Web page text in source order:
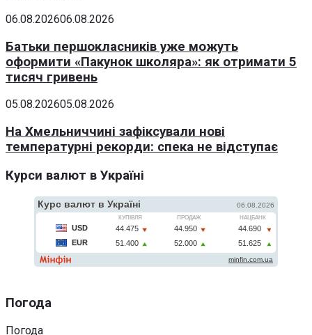
06.08.202606.08.2026
Батьки першокласників уже можуть
оформити «Пакунок школяра»: як отримати 5
тисяч гривень
05.08.202605.08.2026
На Хмельниччині зафіксували нові
температурні рекорди: спека не відступає
Курси валют в Україні
Погода
Погода